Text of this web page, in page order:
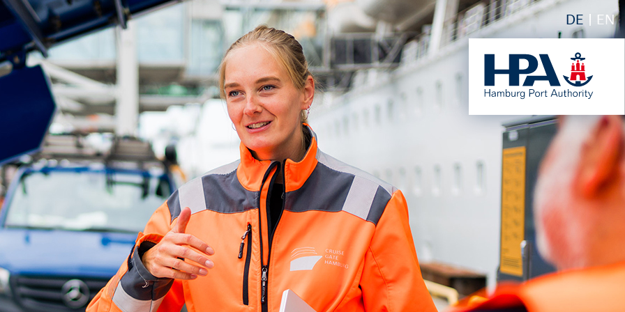
DE EN
Center der HPA
aller Verkehrsmeldungen im Hafen am